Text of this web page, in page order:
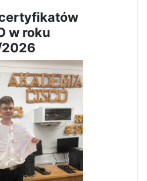
tej rocznicy
3 Maja
w roku